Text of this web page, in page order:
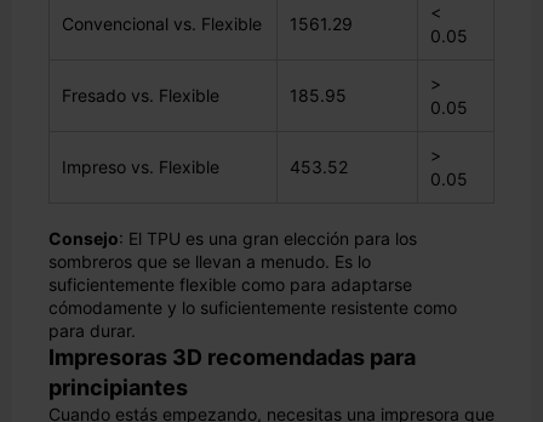
Convencional vs. Flexible 1561.29
<
0.05
Fresado vs. Flexible 185.95
>
0.05
Impreso vs. Flexible 453.52
>
0.05
Consejo: El TPU es una gran elección para los
sombreros que se llevan a menudo. Es lo
suficientemente flexible como para adaptarse
cómodamente y lo suficientemente resistente como
para durar.
Impresoras 3D recomendadas para
principiantes
Cuando estás empezando, necesitas una impresora que